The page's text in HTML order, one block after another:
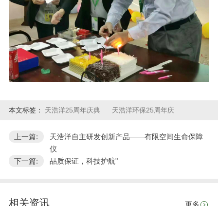
本文标签： 天浩洋25周年庆典 天浩洋环保25周年庆
上一篇:
天浩洋自主研发创新产品——有限空间生命保障
仪
下一篇:
品质保证，科技护航"
相关资讯